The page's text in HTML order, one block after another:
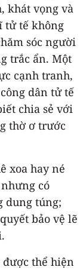
khát vọng và
tử tế không
sóc người
trắc ẩn. Một
cạnh tranh,
dân tử tế
chia sẻ với
thờ ơ trước
xoa hay né
có
dung túng;
bảo vệ lẽ
thể hiện